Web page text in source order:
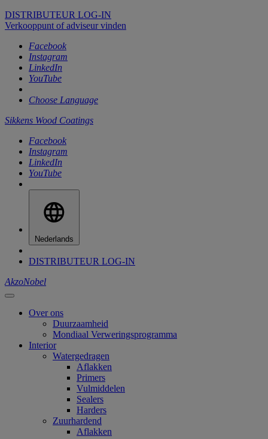
DISTRIBUTEUR LOG-IN
Verkooppunt of adviseur vinden
Facebook
Instagram
LinkedIn
YouTube
Choose Language
Sikkens Wood Coatings
Facebook
Instagram
LinkedIn
YouTube
Nederlands
DISTRIBUTEUR LOG-IN
AkzoNobel
Over ons
Duurzaamheid
Mondiaal Verweringsprogramma
Interior
Watergedragen
Aflakken
Primers
Vulmiddelen
Sealers
Harders
Zuurhardend
Aflakken